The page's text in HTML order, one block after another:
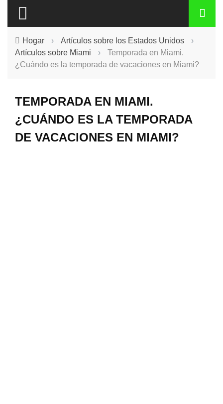
Hogar › Artículos sobre los Estados Unidos
›
Artículos sobre Miami
›
Temporada en Miami.
¿Cuándo es la temporada de vacaciones en Miami?
TEMPORADA EN MIAMI.
¿CUÁNDO ES LA TEMPORADA
DE VACACIONES EN MIAMI?